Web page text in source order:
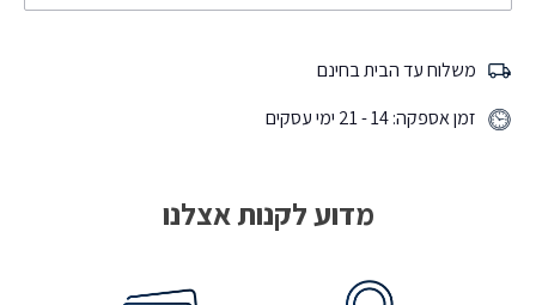
משלוח עד הבית בחינם
זמן אספקה: 14 - 21 ימי עסקים
מדוע לקנות אצלנו